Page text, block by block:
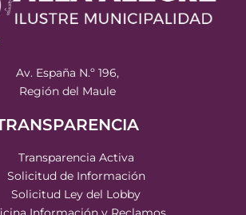
Av. España N.º 196,
Región del Maule
Transparencia Activa
Solicitud de Información
Solicitud Ley del Lobby